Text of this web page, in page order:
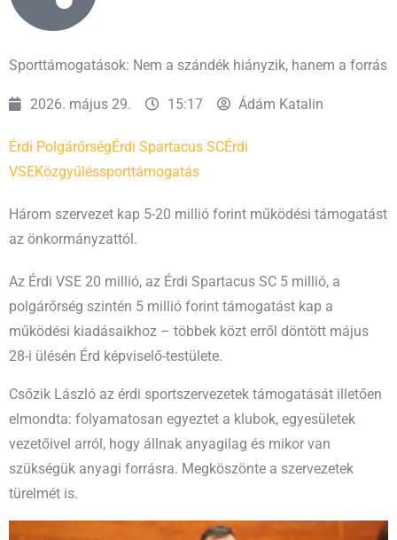
Sporttámogatások: Nem a szándék hiányzik, hanem a forrás
2026. május 29. 15:17 Ádám Katalin
Érdi PolgárőrségÉrdi Spartacus SCÉrdi
VSEKözgyűléssporttámogatás
Három szervezet kap 5-20 millió forint működési támogatást
az önkormányzattól.
Az Érdi VSE 20 millió, az Érdi Spartacus SC 5 millió, a
polgárőrség szintén 5 millió forint támogatást kap a
működési kiadásaikhoz – többek közt erről döntött május
28-i ülésén Érd képviselő-testülete.
Csőzik László az érdi sportszervezetek támogatását illetően
elmondta: folyamatosan egyeztet a klubok, egyesületek
vezetőivel arról, hogy állnak anyagilag és mikor van
szükségük anyagi forrásra. Megköszönte a szervezetek
türelmét is.